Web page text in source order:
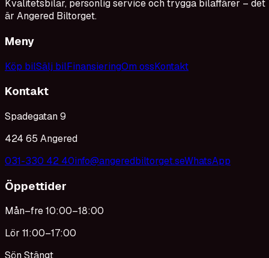
Kvalitetsbilar, personlig service och trygga bilaffärer – det
är Angered Biltorget.
Meny
Köp bilSälj bilFinansieringOm ossKontakt
Kontakt
Spadegatan 9
424 65 Angered
031-330 42 40info@angeredbiltorget.seWhatsApp
Öppettider
Mån–fre 10:00–18:00
Lör 11:00–17:00